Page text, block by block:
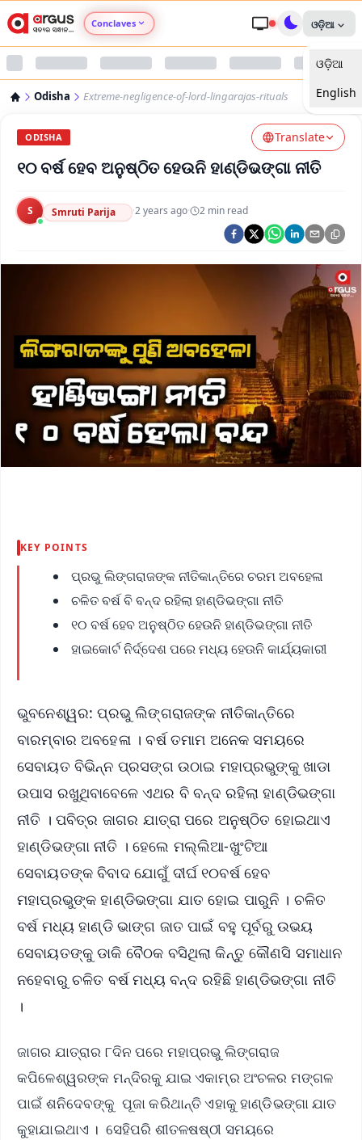
Conclaves
Argus Nari Shakti
Argus Swaad Odisha
Argus Chalo Dekhein Apna Desh
ଓଡ଼ିଆ
ଓଡ଼ିଆ
English
Odisha Extreme-negligence-of-lord-lingarajas-rituals
ODISHA Translate
୧୦ ବର୍ଷ ହେବ ଅନୁଷ୍ଠିତ ହେଉନି ହାଣ୍ଡିଭଙ୍ଗା ନୀତି
S Smruti Parija ·2 years ago· 2 min read
KEY POINTS
ପ୍ରଭୁ ଲିଙ୍ଗରାଜଙ୍କ ନୀତିକାନ୍ତିରେ ଚରମ ଅବହେଳା
ଚଳିତ ବର୍ଷ ବି ବନ୍ଦ ରହିଲା ହାଣ୍ଡିଭଙ୍ଗା ନୀତି
୧୦ ବର୍ଷ ହେବ ଅନୁଷ୍ଠିତ ହେଉନି ହାଣ୍ଡିଭଙ୍ଗା ନୀତି
ହାଇକୋର୍ଟ ନିର୍ଦ୍ଦେଶ ପରେ ମଧ୍ୟ ହେଉନି କାର୍ଯ୍ୟକାରୀ
ଭୁବନେଶ୍ୱର: ପ୍ରଭୁ ଲିଙ୍ଗରାଜଙ୍କ ନୀତିକାନ୍ତିରେ
ବାରମ୍ବାର ଅବହେଳା । ବର୍ଷ ତମାମ ଅନେକ ସମୟରେ
ସେବାୟତ ବିଭିନ୍ନ ପ୍ରସଙ୍ଗ ଉଠାଇ ମହାପ୍ରଭୁଙ୍କୁ ଖାଡା
ଉପାସ ରଖୁଥିବାବେଳେ ଏଥର ବି ବନ୍ଦ ରହିଲା ହାଣ୍ଡିଭଙ୍ଗା
ନୀତି । ପବିତ୍ର ଜାଗର ଯାତ୍ରା ପରେ ଅନୁଷ୍ଠିତ ହୋଇଥାଏ
ହାଣ୍ଡିଭଙ୍ଗା ନୀତି । ହେଲେ ମଲ୍ଲିଆ-ଖୁଂଟିଆ
ସେବାୟତଙ୍କ ବିବାଦ ଯୋଗୁଁ ଦୀର୍ଘ ୧୦ବର୍ଷ ହେବ
ମହାପ୍ରଭୁଙ୍କ ହାଣ୍ଡିଭଙ୍ଗା ଯାତ ହୋଇ ପାରୁନି । ଚଳିତ
ବର୍ଷ ମଧ୍ୟ ହାଣ୍ଡି ଭାଙ୍ଗ ଜାତ ପାଇଁ ବହୁ ପୂର୍ବରୁ ଉଭୟ
ସେବାୟତଙ୍କୁ ଡାକି ବୈଠକ ବସିଥିଲା କିନ୍ତୁ କୌଣସି ସମାଧାନ
ନହେବାରୁ ଚଳିତ ବର୍ଷ ମଧ୍ୟ ବନ୍ଦ ରହିଛି ହାଣ୍ଡିଭଙ୍ଗା ନୀତି
।
ଜାଗର ଯାତ୍ରାର ୮ଦିନ ପରେ ମହାପ୍ରଭୁ ଲିଙ୍ଗରାଜ
କପିଳେଶ୍ୱରଙ୍କ ମନ୍ଦିରକୁ ଯାଇ ଏକାମ୍ର ଅଂଚଳର ମଙ୍ଗଳ
ପାଇଁ ଶନିଦେବଙ୍କୁ ପୂଜା କରିଥାନ୍ତି ଏହାକୁ ହାଣ୍ଡିଭଙ୍ଗା ଯାତ
କୁହାଯାଇଥାଏ । ସେହିପରି ଶୀତଳଷଷ୍ଠୀ ସମୟରେ